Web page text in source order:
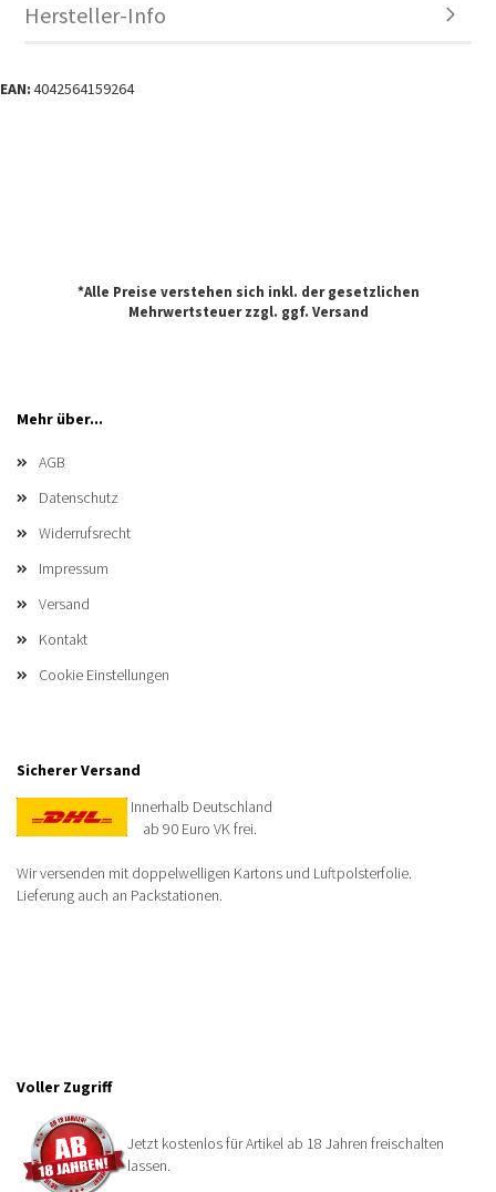
Hersteller-Info
EAN:4042564159264
*Alle Preise verstehen sich inkl. der gesetzlichen
Mehrwertsteuer zzgl. ggf. Versand
Mehr über...
AGB
Datenschutz
Widerrufsrecht
Impressum
Versand
Kontakt
Cookie Einstellungen
Sicherer Versand
Innerhalb Deutschland
ab 90 Euro VK frei.
Wir versenden mit doppelwelligen Kartons und Luftpolsterfolie.
Lieferung auch an Packstationen.
Voller Zugriff
Jetzt kostenlos für Artikel ab 18 Jahren freischalten
lassen.